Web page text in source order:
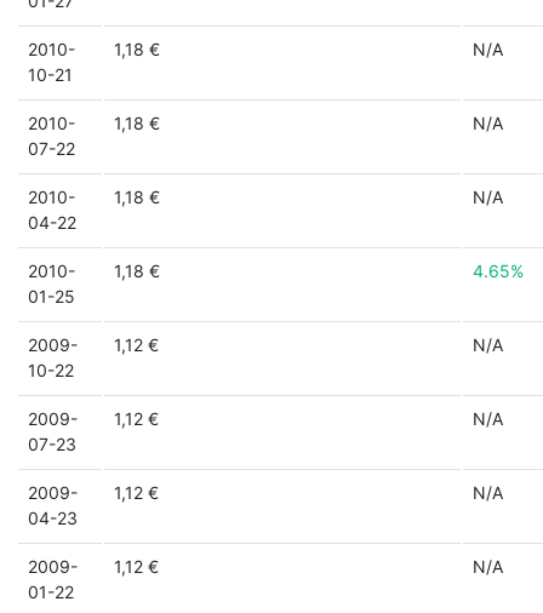
2010-
10-21
1,18 € N/A
2010-
07-22
1,18 € N/A
2010-
04-22
1,18 € N/A
2010-
01-25
1,18 € 4.65%
2009-
10-22
1,12 € N/A
2009-
07-23
1,12 € N/A
2009-
04-23
1,12 € N/A
2009-
01-22
1,12 € N/A